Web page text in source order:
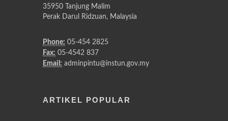
35950 Tanjung Malim
Perak Darul Ridzuan, Malaysia
Phone: 05-454 2825
Fax: 05-4542 837
Email: adminpintu@instun.gov.my
ARTIKEL POPULAR